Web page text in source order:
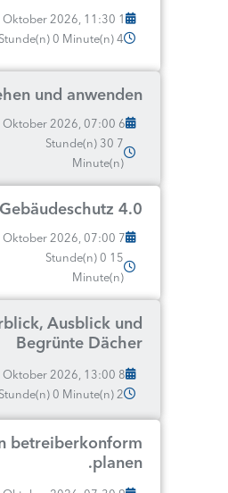
1 Oktober 2026, 11:30
4 Stunde(n) 0 Minute(n)
und anwenden
6 Oktober 2026, 07:00
7 Stunde(n) 30
Minute(n)
4.0
7 Oktober 2026, 07:00
15 Stunde(n) 0
Minute(n)
Ausblick und
Begrünte Dächer
8 Oktober 2026, 13:00
2 Stunde(n) 0 Minute(n)
betreiberkonform
planen.